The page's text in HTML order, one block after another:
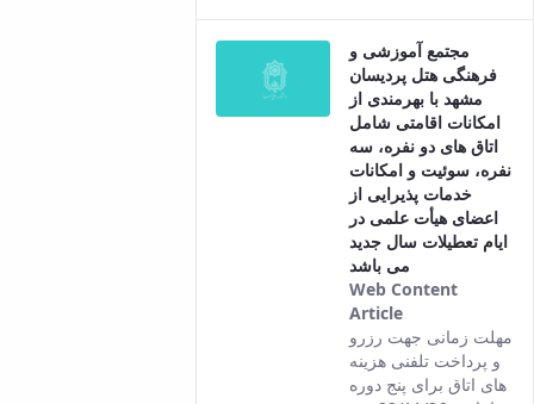
مجتمع آموزشی و
فرهنگی هتل پردیسان
مشهد با بهرمندی از
امکانات اقامتی شامل
اتاق های دو نفره، سه
نفره، سوئیت و امکانات
خدمات پذیرایی از
اعضای هیأت علمی در
ایام تعطیلات سال جدید
می باشد
Web Content
Article
This result
comes from
the Persian
مهلت زمانی جهت رزرو
و پرداخت تلفنی هزینه
های اتاق برای پنج دوره